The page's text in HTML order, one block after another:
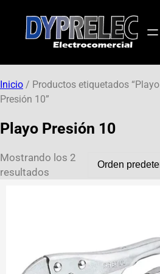
Inicio / Productos etiquetados “Playo
Presión 10”
Playo Presión 10
Mostrando los 2
resultados